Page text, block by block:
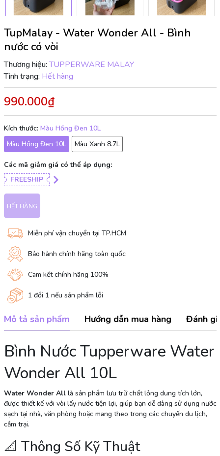
TupMalay - Water Wonder All - Bình
nước có vòi
Thương hiệu: TUPPERWARE MALAY
Tình trạng: Hết hàng
990.000₫
Kích thước: Màu Hồng Đen 10L
Màu Hồng Đen 10L
Màu Xanh 8.7L
Các mã giảm giá có thể áp dụng:
FREESHIP
HẾT HÀNG
Miễn phí vận chuyển tại TP.HCM
Bảo hành chính hãng toàn quốc
Cam kết chính hãng 100%
1 đổi 1 nếu sản phẩm lỗi
Mô tả sản phẩm Hướng dẫn mua hàng Đánh
Bình Nước Tupperware Water
Wonder All 10L
Water Wonder Alllà sản phẩm lưu trữ chất lỏng dung tích lớn,
được thiết kế với vòi lấy nước tiện lợi, giúp bạn dễ dàng sử dụng nước
sạch tại nhà, văn phòng hoặc mang theo trong các chuyến du lịch,
cắm trại.
📐 Thông Số Kỹ Thuật